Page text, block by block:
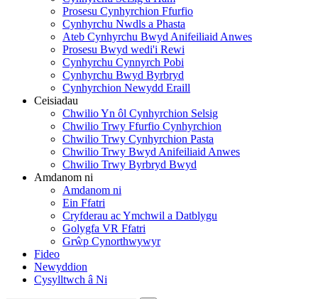
Prosesu Cynhyrchion Ffurfio
Cynhyrchu Nwdls a Phasta
Ateb Cynhyrchu Bwyd Anifeiliaid Anwes
Prosesu Bwyd wedi'i Rewi
Cynhyrchu Cynnyrch Pobi
Cynhyrchu Bwyd Byrbryd
Cynhyrchion Newydd Eraill
Ceisiadau
Chwilio Yn ôl Cynhyrchion Selsig
Chwilio Trwy Ffurfio Cynhyrchion
Chwilio Trwy Cynhyrchion Pasta
Chwilio Trwy Bwyd Anifeiliaid Anwes
Chwilio Trwy Byrbryd Bwyd
Amdanom ni
Amdanom ni
Ein Ffatri
Cryfderau ac Ymchwil a Datblygu
Golygfa VR Ffatri
Grŵp Cynorthwywyr
Fideo
Newyddion
Cysylltwch â Ni